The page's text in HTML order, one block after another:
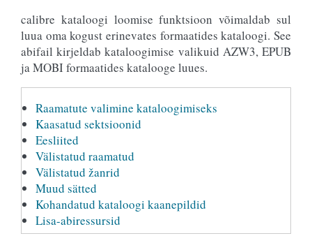
calibre kataloogi loomise funktsioon võimaldab sul
luua oma kogust erinevates formaatides kataloogi. See
abifail kirjeldab kataloogimise valikuid AZW3, EPUB
ja MOBI formaatides katalooge luues.
Raamatute valimine kataloogimiseks
Kaasatud sektsioonid
Eesliited
Välistatud raamatud
Välistatud žanrid
Muud sätted
Kohandatud kataloogi kaanepildid
Lisa-abiressursid